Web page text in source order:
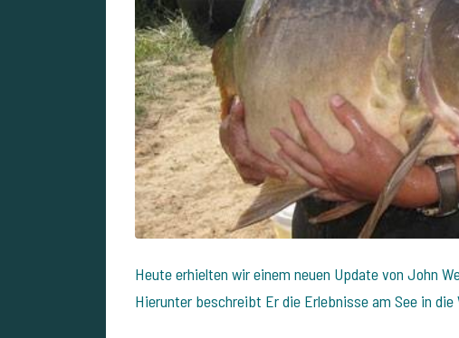
Heute erhielten wir einem neuen Update von John
Hierunter beschreibt Er die Erlebnisse am See in